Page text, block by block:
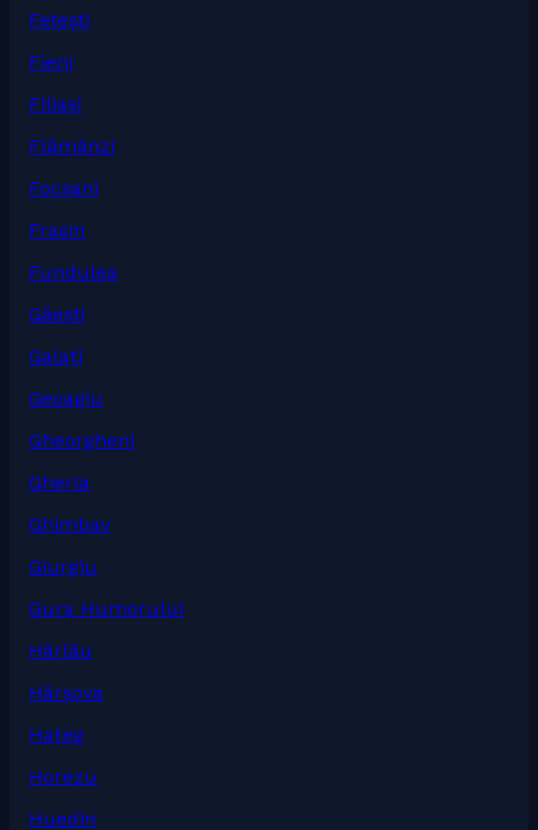
Fetești
Fieni
Filiași
Flămânzi
Focșani
Frasin
Fundulea
Găești
Galați
Geoagiu
Gheorgheni
Gherla
Ghimbav
Giurgiu
Gura Humorului
Hârlău
Hârșova
Hațeg
Horezu
Huedin